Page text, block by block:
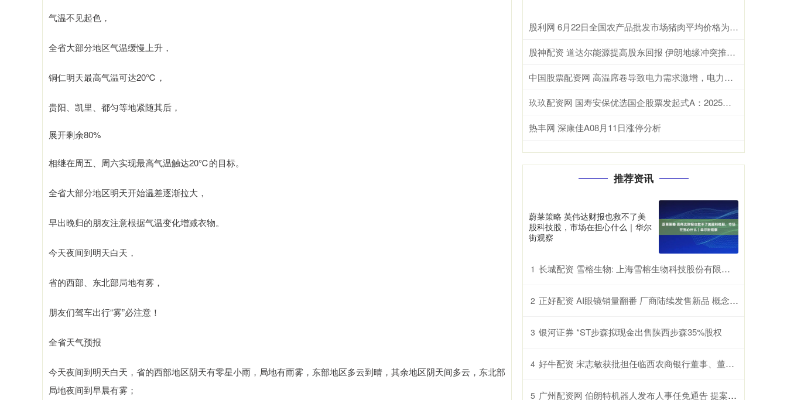
气温不见起色，
全省大部分地区气温缓慢上升，
铜仁明天最高气温可达20℃，
贵阳、凯里、都匀等地紧随其后，
展开剩余80%
相继在周五、周六实现最高气温触达20℃的目标。
全省大部分地区明天开始温差逐渐拉大，
早出晚归的朋友注意根据气温变化增减衣物。
今天夜间到明天白天，
省的西部、东北部局地有雾，
朋友们驾车出行“雾”必注意！
全省天气预报
今天夜间到明天白天，省的西部地区阴天有零星小雨，局地有雨雾，东部地区多云到晴，其余地区阴天间多云，东北部
局地夜间到早晨有雾；
股利网 6月22日全国农产品批发市场猪肉平均价格为14.53元/公斤 比节前下降0.8%
股神配资 道达尔能源提高股东回报 伊朗地缘冲突推升盈利
中国股票配资网 高温席卷导致电力需求激增，电力ETF收涨1%
玖玖配资网 国寿安保优选国企股票发起式A：2025年第二季度利润2449万元 净值增长率187%
热丰网 深康佳A08月11日涨停分析
推荐资讯
蔚莱策略 英伟达财报也救不了美
股科技股，市场在担心什么｜华尔
街观察
1 长城配资 雪榕生物: 上海雪榕生物科技股份有限公司关于提前赎回雪榕转债的公告
2 正好配资 AI眼镜销量翻番 厂商陆续发售新品 概念股盈利能力上升（附股）
3 银河证券 *ST步森拟现金出售陕西步森35%股权
4 好牛配资 宋志敏获批担任临西农商银行董事、董事长
5 广州配资网 伯朗特机器人发布人事任免通告 提案给自己发“200万月薪”的老总被罢免